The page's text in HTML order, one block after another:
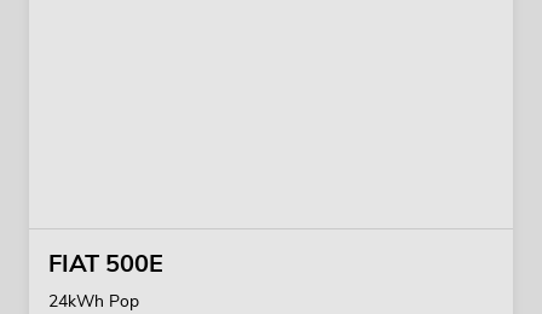
FIAT 500E
24kWh Pop